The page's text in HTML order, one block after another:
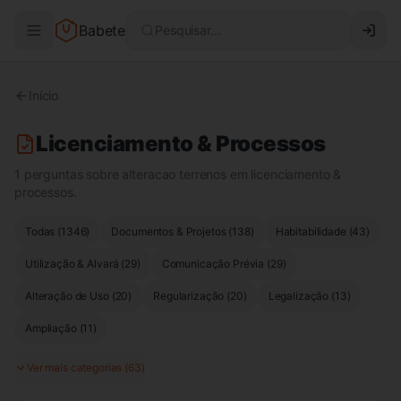
Babete Pesquisar...
Início
Licenciamento & Processos
1 perguntas sobre alteracao terrenos em licenciamento &
processos.
Todas (1346) Documentos & Projetos (138) Habitabilidade (43)
Utilização & Alvará (29) Comunicação Prévia (29)
Alteração de Uso (20) Regularização (20) Legalização (13)
Ampliação (11 )
Ver mais categorias (63)